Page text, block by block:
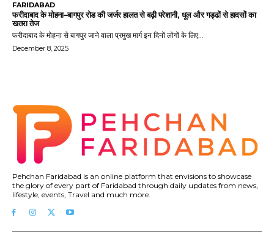
FARIDABAD
फरीदाबाद के मोहना–बागपुर रोड की जर्जर हालत से बढ़ी परेशानी, धूल और गड्ढों से हादसों का
खतरा तेज
फरीदाबाद के मोहना से बागपुर जाने वाला प्रमुख मार्ग इन दिनों लोगों के लिए...
December 8, 2025
Pehchan Faridabad is an online platform that envisions to showcase
the glory of every part of Faridabad through daily updates from news,
lifestyle, events, Travel and much more.